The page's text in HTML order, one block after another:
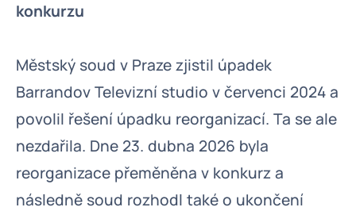
konkurzu
Městský soud v Praze zjistil úpadek
Barrandov Televizní studio v červenci 2024 a
povolil řešení úpadku reorganizací. Ta se ale
nezdařila. Dne 23. dubna 2026 byla
reorganizace přeměněna v konkurz a
následně soud rozhodl také o ukončení